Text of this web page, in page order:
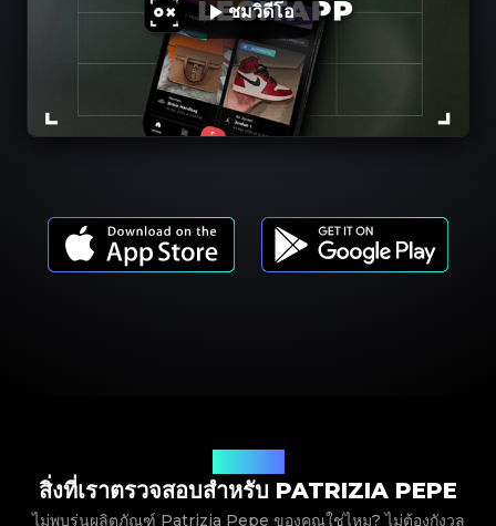
ชมวิดีโอ
สิ่งที่เราตรวจสอบสำหรับ PATRIZIA PEPE
ไม่พบรุ่นผลิตภัณฑ์ Patrizia Pepe ของคุณใช่ไหม? ไม่ต้องกังวล